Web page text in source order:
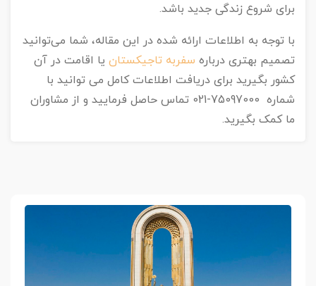
برای شروع زندگی جدید باشد.
با توجه به اطلاعات ارائه شده در این مقاله، شما می‌توانید
تصمیم بهتری درباره سفربه تاجیکستان یا اقامت در آن
کشور بگیرید برای دریافت اطلاعات کامل می توانید با
شماره 75097000-021 تماس حاصل فرمایید و از مشاوران
ما کمک بگیرید.